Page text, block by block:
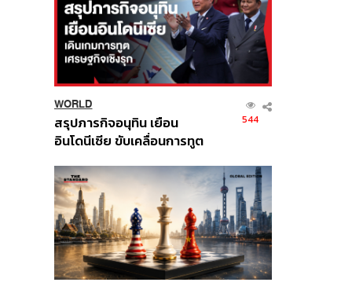
WORLD
สรุปภารกิจอนุทิน เยือน
อินโดนีเซีย ขับเคลื่อนการทูต
ส่วนยุทธศาสตร์ไทย –
อินโดนีเซีย
544